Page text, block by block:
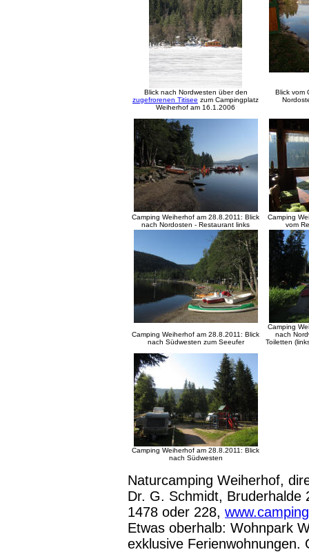
Blick nach Nordwesten über den
zugefrorenen Titisee zum Campingplatz
Weiherhof am 16.1.2006
Blick vom
Camping Weiherhof am 28.8.2011: Blick
nach Nordosten - Restaurant links
Camping
vom
Camping Weiherhof am 28.8.2011: Blick
nach Südwesten zum Seeufer
Camping
nach
Toiletten
Camping Weiherhof am 28.8.2011: Blick
nach Südwesten
Naturcamping Weiherhof,
Dr. G. Schmidt, Bruderhalde
1478 oder 228,
Etwas oberhalb: Wohnpark
exklusive Ferienwohnungen.